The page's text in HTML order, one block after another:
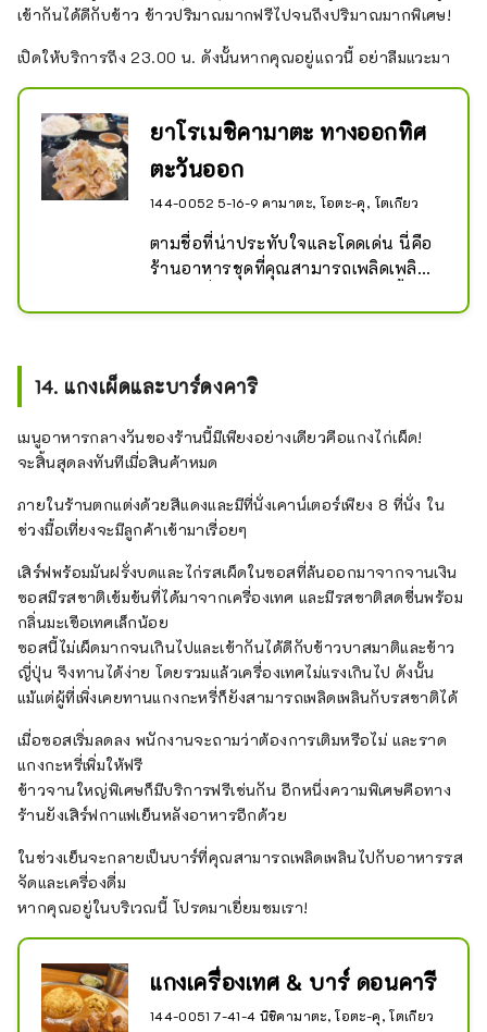
เข้ากันได้ดีกับข้าว ข้าวปริมาณมากฟรีไปจนถึงปริมาณมากพิเศษ!
เปิดให้บริการถึง 23.00 น. ดังนั้นหากคุณอยู่แถวนี้ อย่าลืมแวะมา
ยาโรเมชิคามาตะ ทางออกทิศ
ตะวันออก
144-0052 5-16-9 คามาตะ, โอตะ-คุ, โตเกียว
ตามชื่อที่น่าประทับใจและโดดเด่น นี่คือ
ร้านอาหารชุดที่คุณสามารถเพลิดเพลิน
กลับบ้านก็เป็นที่นิยมเช่นกัน
14. แกงเผ็ดและบาร์ดงคาริ
เมนูอาหารกลางวันของร้านนี้มีเพียงอย่างเดียวคือแกงไก่เผ็ด!
จะสิ้นสุดลงทันทีเมื่อสินค้าหมด
ภายในร้านตกแต่งด้วยสีแดงและมีที่นั่งเคาน์เตอร์เพียง 8 ที่นั่ง ใน
ช่วงมื้อเที่ยงจะมีลูกค้าเข้ามาเรื่อยๆ
เสิร์ฟพร้อมมันฝรั่งบดและไก่รสเผ็ดในซอสที่ล้นออกมาจากจานเงิน
ซอสมีรสชาติเข้มข้นที่ได้มาจากเครื่องเทศ และมีรสชาติสดชื่นพร้อม
กลิ่นมะเขือเทศเล็กน้อย
ซอสนี้ไม่เผ็ดมากจนเกินไปและเข้ากันได้ดีกับข้าวบาสมาติและข้าว
ญี่ปุ่น จึงทานได้ง่าย โดยรวมแล้วเครื่องเทศไม่แรงเกินไป ดังนั้น
แม้แต่ผู้ที่เพิ่งเคยทานแกงกะหรี่ก็ยังสามารถเพลิดเพลินกับรสชาติได้
เมื่อซอสเริ่มลดลง พนักงานจะถามว่าต้องการเติมหรือไม่ และราด
แกงกะหรี่เพิ่มให้ฟรี
ข้าวจานใหญ่พิเศษก็มีบริการฟรีเช่นกัน อีกหนึ่งความพิเศษคือทาง
ร้านยังเสิร์ฟกาแฟเย็นหลังอาหารอีกด้วย
ในช่วงเย็นจะกลายเป็นบาร์ที่คุณสามารถเพลิดเพลินไปกับอาหารรส
จัดและเครื่องดื่ม
หากคุณอยู่ในบริเวณนี้ โปรดมาเยี่ยมชมเรา!
แกงเครื่องเทศ & บาร์ ดอนคารี
144-0051 7-41-4 นิชิคามาตะ, โอตะ-คุ, โตเกียว